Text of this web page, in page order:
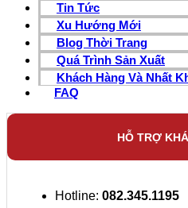
Tin Tức
Xu Hướng Mới
Blog Thời Trang
Quá Trình Sản Xuất
Khách Hàng Và Nhất
FAQ
HỖ TRỢ
Hotline: 082.345.1195